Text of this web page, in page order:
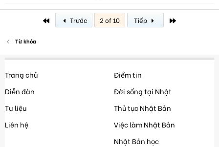
Trước 2 of 10 Tiếp
Từ khóa
Trang chủ
Diễn đàn
Tư liệu
Liên hệ
Điểm tin
Đời sống tại Nhật
Thủ tục Nhật Bản
Việc làm Nhật Bản
Nhật Bản học